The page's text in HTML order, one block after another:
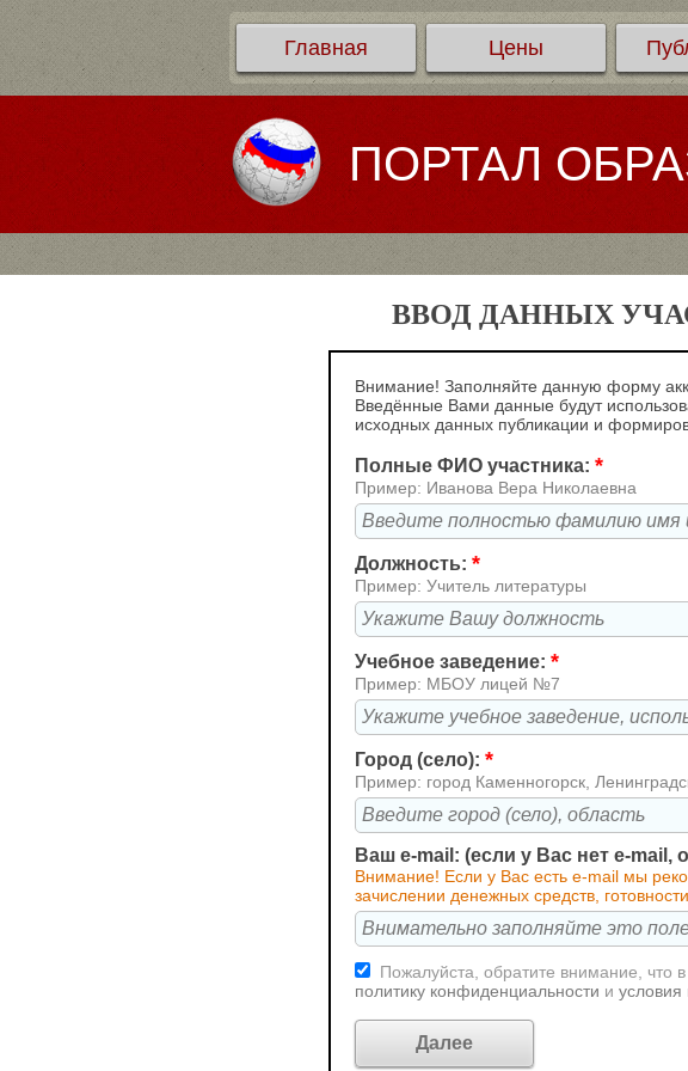
Главная Цены
ПОРТАЛ
ВВОД ДАННЫХ
Внимание! Заполняйте данную форму
Введённые Вами данные будут
исходных данных публикации и
Полные ФИО участника: *
Пример: Иванова Вера Николаевна
Должность: *
Пример: Учитель литературы
Учебное заведение: *
Пример: МБОУ лицей №7
Город (село): *
Пример: город Каменногорск,
Ваш e-mail: (если у Вас нет e-mail,
Внимание! Если у Вас есть e-mail мы
зачислении денежных средств,
Пожалуйста, обратите внимание, что
политику конфиденциальности и условия